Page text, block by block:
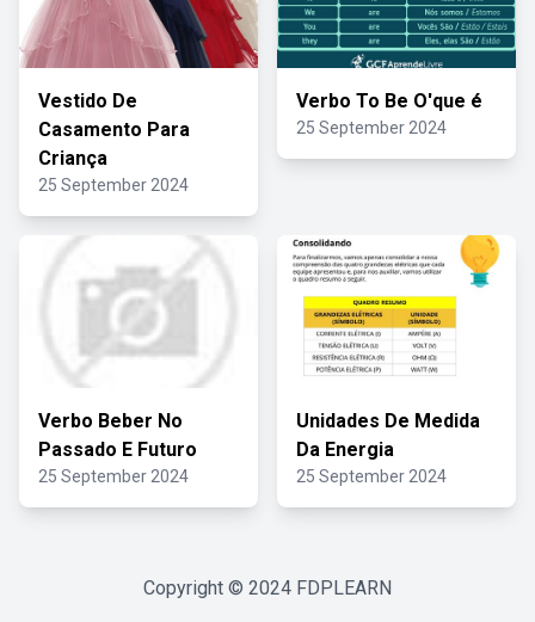
Vestido De
Casamento Para
Criança
25 September 2024
Verbo To Be O'que é
25 September 2024
Verbo Beber No
Passado E Futuro
25 September 2024
Unidades De Medida
Da Energia
25 September 2024
Copyright © 2024 FDPLEARN